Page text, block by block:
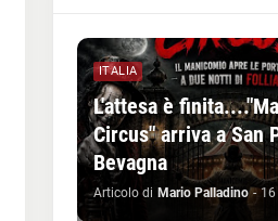
ITALIA
L'attesa è
Circus" arriva a San
Bevagna
Articolo di Mario Palladino -